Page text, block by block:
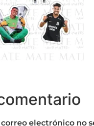
electrónico no